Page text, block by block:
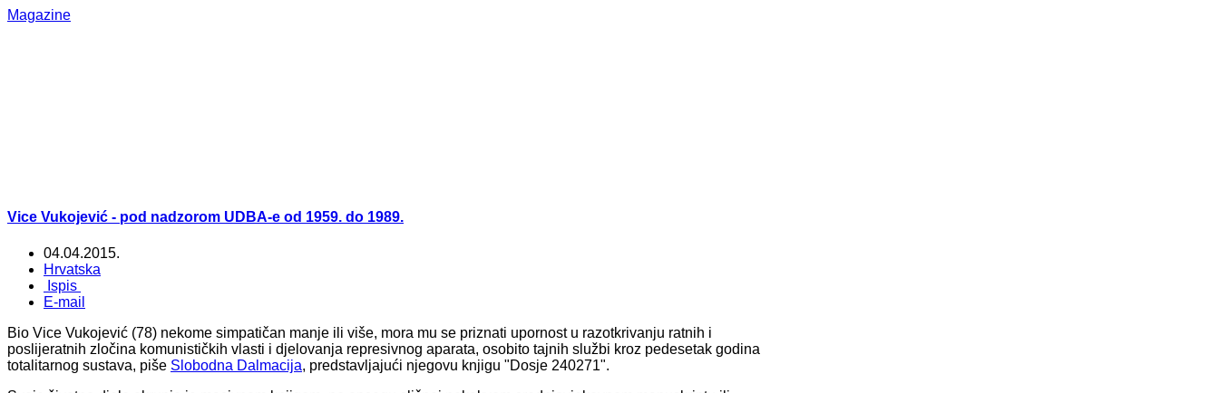
Magazine
Vice Vukojević - pod nadzorom UDBA-e od 1959. do 1989.
04.04.2015.
Hrvatska
Ispis
E-mail
Bio Vice Vukojević (78) nekome simpatičan manje ili više, mora mu se priznati upornost u razotkrivanju ratnih i
poslijeratnih zločina komunističkih vlasti i djelovanja represivnog aparata, osobito tajnih službi kroz pedesetak godina
totalitarnog sustava, piše Slobodna Dalmacija, predstavljajući njegovu knjigu "Dosje 240271".